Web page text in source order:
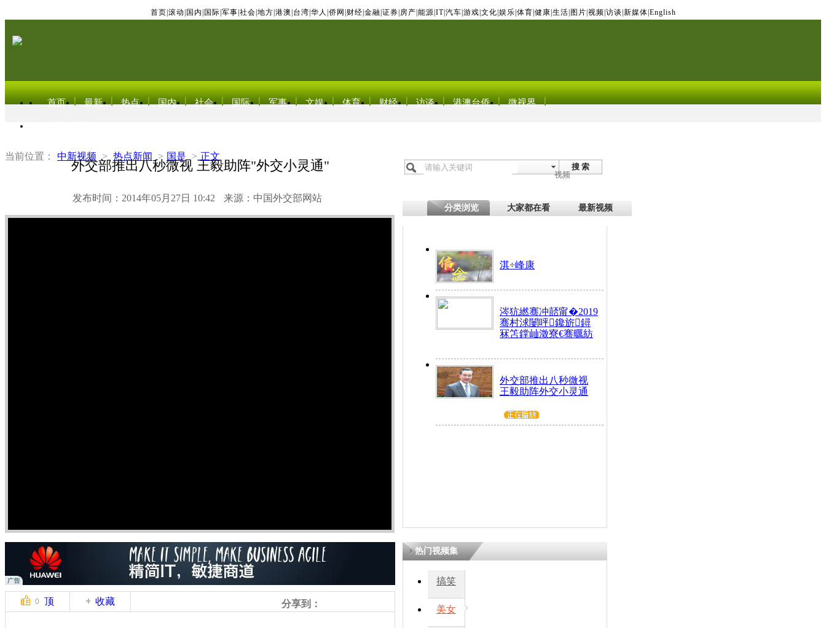
首页 滚动 国内 国际 军事 社会 地方 港澳 台湾 华人 侨网 财经 金融 证券 房产 能源 IT| 汽车 游戏 文化 娱乐 体育 健康 生活 图片 视频 访谈 新媒体 English
首页 最新 热点 国内 社会 国际 军事 文娱 体育 财经 访谈 港澳台侨 微视界
当前位置： 中新视频 > 热点新闻 > 国是 > 正文
外交部推出八秒微视 王毅助阵"外交小灵通"
发布时间：2014年05月27日 10:42 来源：中国外交部网站
搜 索
视频
分类浏览 大家都在看 最新视频
淇÷峰康
涔犺繎骞冲嚭甯�2019
骞村浗闄呯鑱旂鐞
冧笘鐣屾澂寮€骞曞紡
外交部推出八秒微视
王毅助阵外交小灵通
0 顶 收藏 分享到：
热门视频集
搞笑
美女